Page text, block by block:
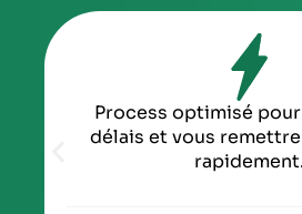
Process optimisé
délais et vous
rapidement.